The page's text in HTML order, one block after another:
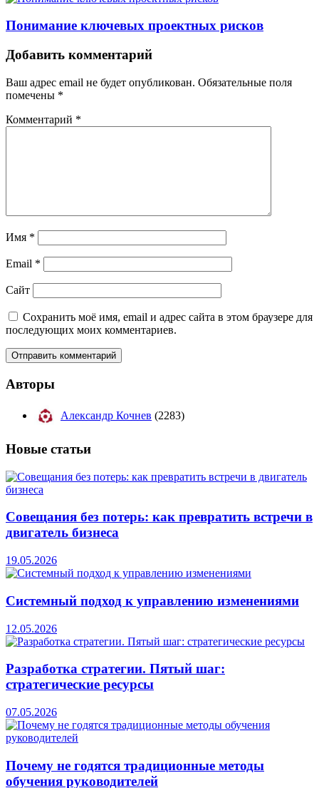
Понимание ключевых проектных рисков
Добавить комментарий
Ваш адрес email не будет опубликован. Обязательные поля
помечены *
Комментарий *
Имя *
Email *
Сайт
Сохранить моё имя, email и адрес сайта в этом браузере для
последующих моих комментариев.
Авторы
Александр Кочнев (2283)
Новые статьи
Совещания без потерь: как превратить встречи в
двигатель бизнеса
19.05.2026
Системный подход к управлению изменениями
12.05.2026
Разработка стратегии. Пятый шаг:
стратегические ресурсы
07.05.2026
Почему не годятся традиционные методы
обучения руководителей